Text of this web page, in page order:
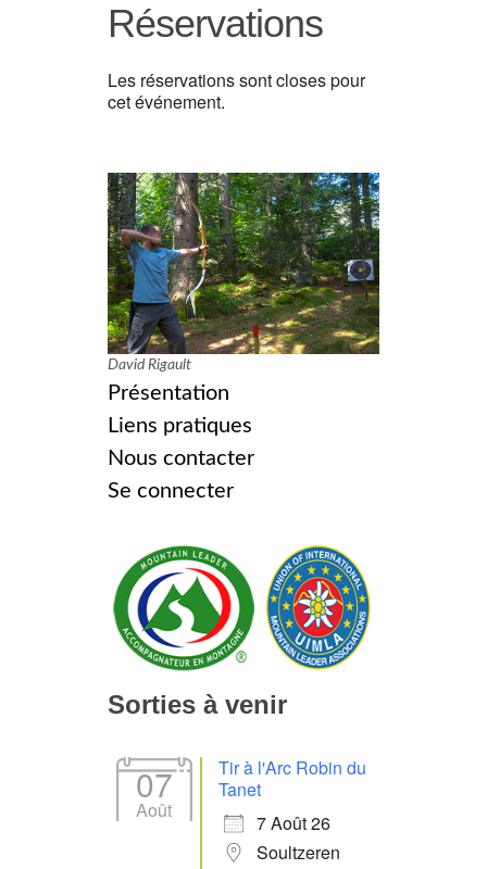
Réservations
Les réservations sont closes pour
cet événement.
David Rigault
Présentation
Liens pratiques
Nous contacter
Se connecter
Sorties à venir
07
Août
Tir à l'Arc Robin du
Tanet
7 Août 26
Soultzeren